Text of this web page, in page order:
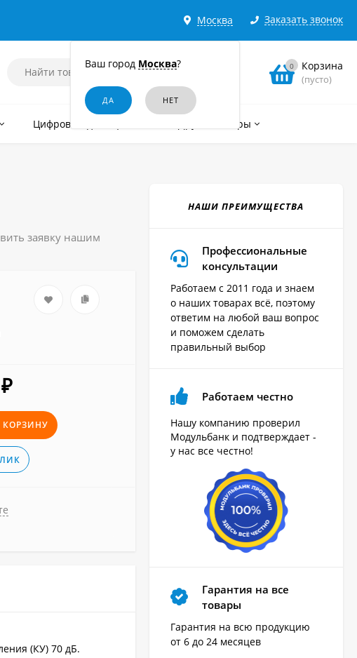
Москва
Ваш город Москва?
Заказать звонок
0 Корзина
(пусто)
Цифровые диктофоны Другие товары
заявку нашим
₽
КОРЗИНУ
(КУ) 70 дБ.
НАШИ ПРЕИМУЩЕСТВА
Профессиональные
консультации
Работаем с 2011 года и знаем
о наших товарах всё, поэтому
ответим на любой ваш вопрос
и поможем сделать
правильный выбор
Работаем честно
Нашу компанию проверил
Модульбанк и подтверждает -
у нас все честно!
Гарантия на все
товары
Гарантия на всю продукцию
от 6 до 24 месяцев